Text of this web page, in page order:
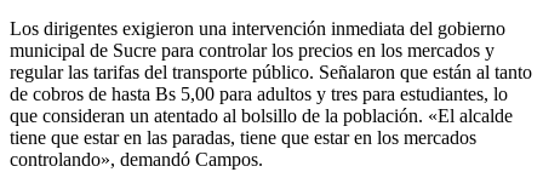
Los dirigentes exigieron una intervención inmediata del gobierno
municipal de Sucre para controlar los precios en los mercados y
regular las tarifas del transporte público. Señalaron que están al tanto
de cobros de hasta Bs 5,00 para adultos y tres para estudiantes, lo
que consideran un atentado al bolsillo de la población. «El alcalde
tiene que estar en las paradas, tiene que estar en los mercados
controlando», demandó Campos.